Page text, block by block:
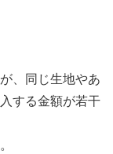
、同じ生地やあ
する金額が若干